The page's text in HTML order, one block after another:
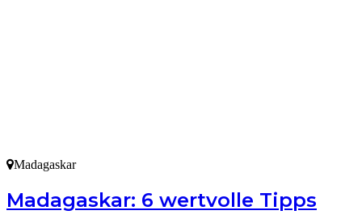
Madagaskar
Madagaskar: 6 wertvolle Tipps